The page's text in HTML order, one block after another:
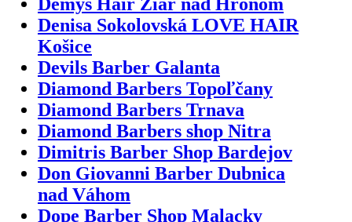
Denisa Sokolovská LOVE HAIR
Košice
Devils Barber Galanta
Diamond Barbers Topoľčany
Diamond Barbers Trnava
Diamond Barbers shop Nitra
Dimitris Barber Shop Bardejov
Don Giovanni Barber Dubnica
nad Váhom
Dope Barber Shop Malacky